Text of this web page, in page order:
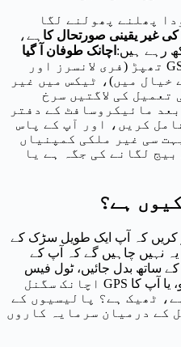
پھلنے پھولنے لگا
ہے، غیر یقینی صورتحال کا
اچانک طوفان آ گیا رہے ہیں:
تخلیق کاروں کی آمدنی پر 17% GST تھپڑ (فری لانسرز اور
خیال میں)، ٹیکس میں غیر
کی لاگتیں سرخ
ہیں۔ 25 سال بعد مائیکروسافٹ کے دفتر
کریں، اور آپ کے پاس
سی غیر ملکی کمپنیاں
لگانے کی جگہ ہے یا
ہے؟
کریں کہ آپ ایک طویل سڑک کے
نہیں چاہیں گے کہ آپ کے
ساتھ بدل جائیں، ٹول فیس
راتوں رات آسمان کو چھو رہی ہو، یا آپ کا GPS اچانک سگنل
ٹھیک ہے؟ پالیسیوں کے
کے درمیان سرمایہ کاروں